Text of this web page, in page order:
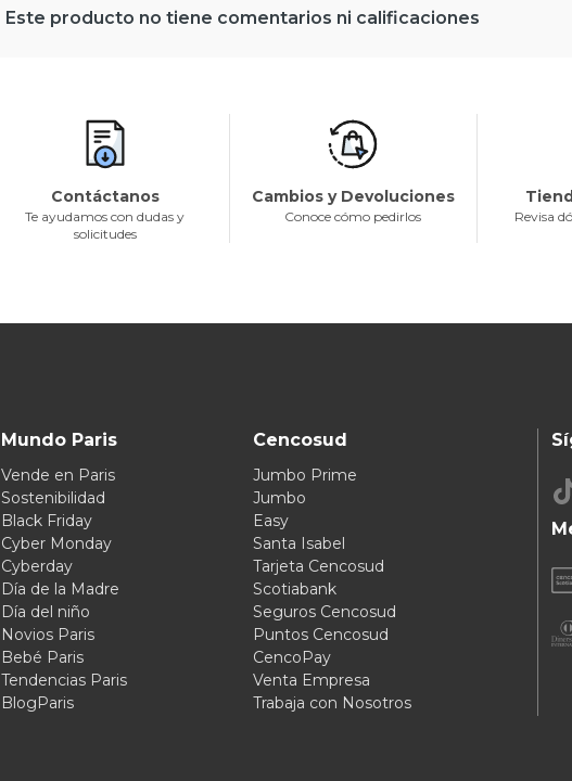
Este producto no tiene comentarios ni calificaciones
Contáctanos
Te ayudamos con dudas y
solicitudes
Cambios y Devoluciones
Conoce cómo pedirlos
Revisa
Mundo Paris
Vende en Paris
Sostenibilidad
Black Friday
Cyber Monday
Cyberday
Día de la Madre
Día del niño
Novios Paris
Bebé Paris
Tendencias Paris
BlogParis
Cencosud
Jumbo Prime
Jumbo
Easy
Santa Isabel
Tarjeta Cencosud
Scotiabank
Seguros Cencosud
Puntos Cencosud
CencoPay
Venta Empresa
Trabaja con Nosotros